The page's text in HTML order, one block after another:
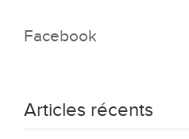
Facebook
Articles récents